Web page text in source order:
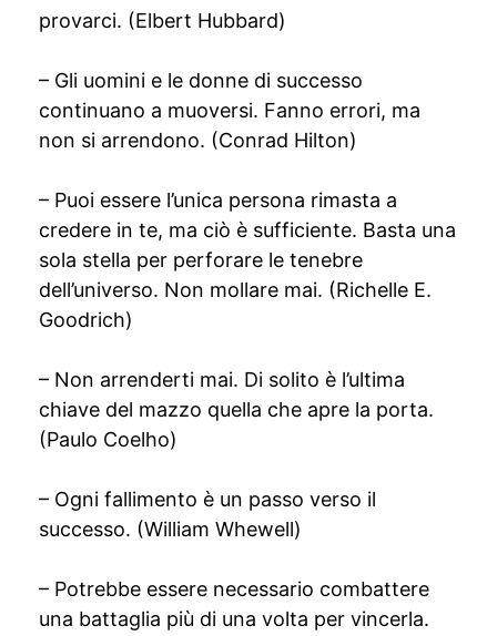
provarci. (Elbert Hubbard)
– Gli uomini e le donne di successo
continuano a muoversi. Fanno errori, ma
non si arrendono. (Conrad Hilton)
– Puoi essere l’unica persona rimasta a
credere in te, ma ciò è sufficiente. Basta una
sola stella per perforare le tenebre
dell’universo. Non mollare mai. (Richelle E.
Goodrich)
– Non arrenderti mai. Di solito è l’ultima
chiave del mazzo quella che apre la porta.
(Paulo Coelho)
– Ogni fallimento è un passo verso il
successo. (William Whewell)
– Potrebbe essere necessario combattere
una battaglia più di una volta per vincerla.